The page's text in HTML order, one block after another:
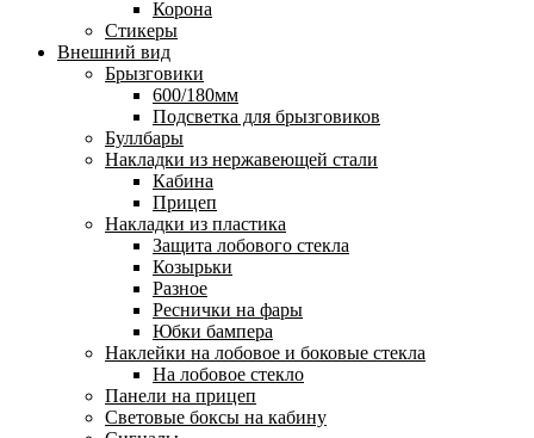
Корона
Стикеры
Внешний вид
Брызговики
600/180мм
Подсветка для брызговиков
Буллбары
Накладки из нержавеющей стали
Кабина
Прицеп
Накладки из пластика
Защита лобового стекла
Козырьки
Разное
Реснички на фары
Юбки бампера
Наклейки на лобовое и боковые стекла
На лобовое стекло
Панели на прицеп
Световые боксы на кабину